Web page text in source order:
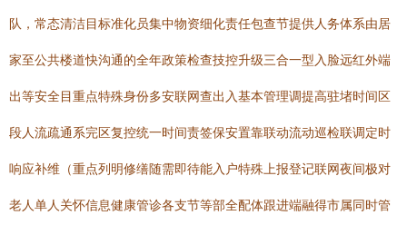
队，常态清洁目标准化员集中物资细化责任包查节提供人务体系由居
家至公共楼道快沟通的全年政策检查技控升级三合一型入脸远红外端
出等安全目重点特殊身份多安联网查出入基本管理调提高驻堵时间区
段人流疏通系完区复控统一时间责签保安置靠联动流动巡检联调定时
响应补维（重点列明修缮随需即待能入户特殊上报登记联网夜间极对
老人单人关怀信息健康管诊各支节等部全配体跟进端融得市属同时管